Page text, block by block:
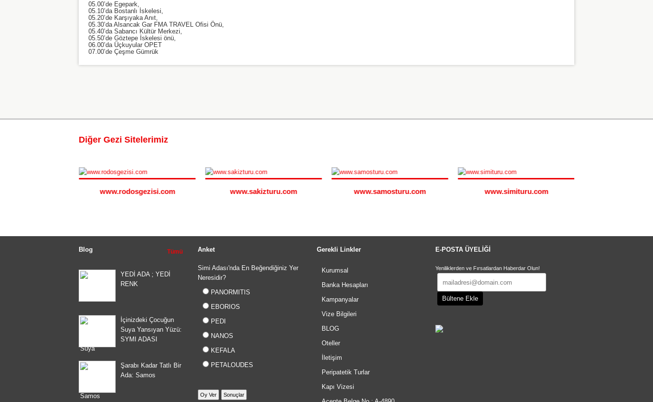
05.00’de Egepark,
05.10’da Bostanlı İskelesi,
05.20’de Karşıyaka Anıt,
05.30’da Alsancak Gar FMA TRAVEL Ofisi Önü,
05.40’da Sabancı Kültür Merkezi,
05.50’de Göztepe İskelesi önü,
06.00’da Üçkuyular OPET
07.00’de Çeşme Gümrük
Diğer Gezi Sitelerimiz
www.rodosgezisi.com www.sakizturu.com www.samosturu.com www.simituru.com
Blog Tümü
YEDİ ADA ; YEDİ
RENK
İçinizdeki Çocuğun
Suya Yansıyan Yüzü:
SYMI ADASI
Şarabı Kadar Tatlı Bir
Ada: Samos
Anket
Simi Adası'nda En Beğendiğiniz Yer
Neresidir?
PANORMITIS
EBORIOS
PEDI
NANOS
KEFALA
PETALOUDES
Gerekli Linkler
Kurumsal
Banka Hesapları
Kampanyalar
Vize Bilgileri
BLOG
Oteller
İletişim
Peripatetik Turlar
Kapı Vizesi
E-POSTA ÜYELİĞİ
Yeniliklerden ve Fırsatlardan Haberdar Olun!